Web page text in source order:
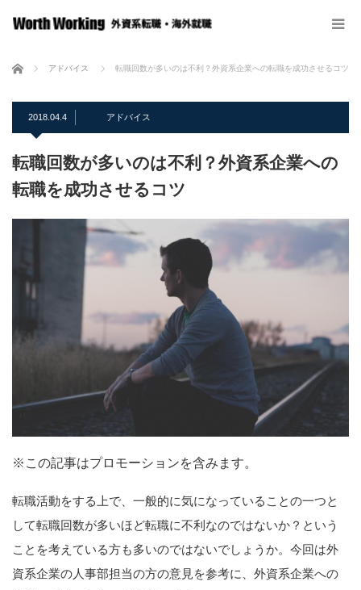
ホーム アドバイス 転職回数が多いのは不利？外資系企業への転職を成功させるコツ
2018.04.4 アドバイス
転職回数が多いのは不利？外資系企業への
転職を成功させるコツ
※この記事はプロモーションを含みます。
転職活動をする上で、一般的に気になっていることの一つと
して転職回数が多いほど転職に不利なのではないか？という
ことを考えている方も多いのではないでしょうか。今回は外
資系企業の人事部担当の方の意見を参考に、外資系企業への